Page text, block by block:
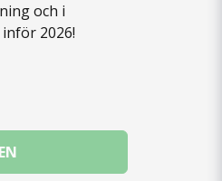
och i
2026!